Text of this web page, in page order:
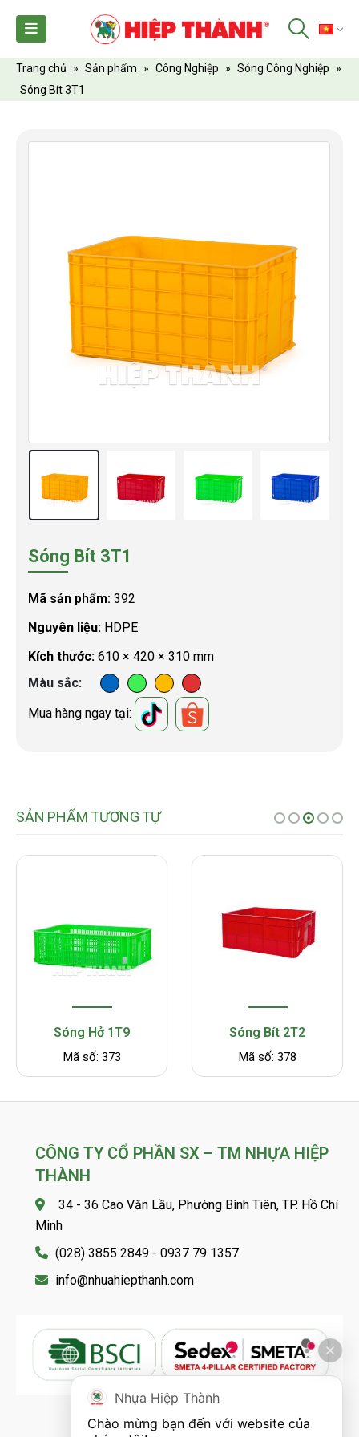
Trang chủ » Sản phẩm » Công Nghiệp » Sóng Công Nghiệp
»
Sóng Bít 3T1
Sóng Bít 3T1
Mã sản phẩm: 392
Nguyên liệu: HDPE
Kích thước: 610 × 420 × 310 mm
Màu sắc
Mua hàng ngay tại:
SẢN PHẨM TƯƠNG TỰ
Sóng Hở 1T9
Mã số: 373
Sóng Bít 2T2
Mã số: 378
CÔNG TY CỔ PHẦN SX – TM NHỰA HIỆP
THÀNH
34 - 36 Cao Văn Lầu, Phường Bình Tiên, TP. Hồ Chí
Minh
(028) 3855 2849 - 0937 79 1357
info@nhuahiepthanh.com
FOLLOW US
Nhựa Hiệp Thành
Chào mừng bạn đến với website của